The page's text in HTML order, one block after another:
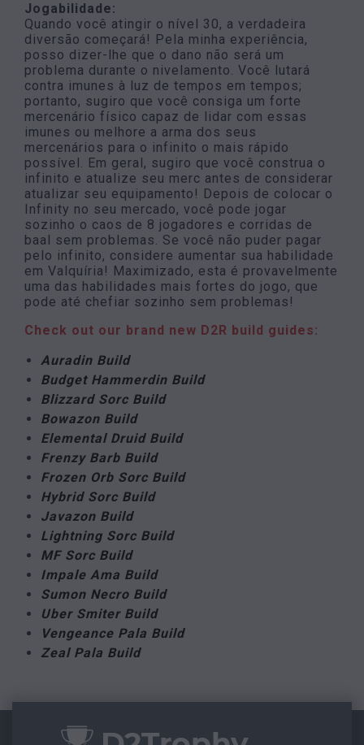
Jogabilidade:
Quando você atingir o nível 30, a verdadeira
diversão começará! Pela minha experiência,
posso dizer-lhe que o dano não será um
problema durante o nivelamento. Você lutará
contra imunes à luz de tempos em tempos;
portanto, sugiro que você consiga um forte
mercenário físico capaz de lidar com essas
imunes ou melhore a arma dos seus
mercenários para o infinito o mais rápido
possível. Em geral, sugiro que você construa o
infinito e atualize seu merc antes de considerar
atualizar seu equipamento! Depois de colocar o
Infinity no seu mercado, você pode jogar
sozinho o caos de 8 jogadores e corridas de
baal sem problemas. Se você não puder pagar
pelo infinito, considere aumentar sua habilidade
em Valquíria! Maximizado, esta é provavelmente
uma das habilidades mais fortes do jogo, que
pode até chefiar sozinho sem problemas!
Check out our brand new D2R build guides:
Auradin Build
Budget Hammerdin Build
Blizzard Sorc Build
Bowazon Build
Elemental Druid Build
Frenzy Barb Build
Frozen Orb Sorc Build
Hybrid Sorc Build
Javazon Build
Lightning Sorc Build
MF Sorc Build
Impale Ama Build
Sumon Necro Build
Uber Smiter Build
Vengeance Pala Build
Zeal Pala Build